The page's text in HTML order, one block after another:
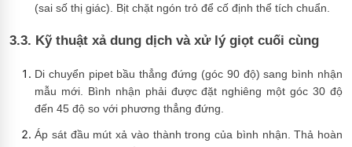
(sai số thị giác). Bịt chặt ngón trỏ để cố định thể tích chuẩn.
3.3. Kỹ thuật xả dung dịch và xử lý giọt cuối cùng
Di chuyển pipet bầu thẳng đứng (góc 90 độ) sang bình nhận
mẫu mới. Bình nhận phải được đặt nghiêng một góc 30 độ
đến 45 độ so với phương thẳng đứng.
Áp sát đầu mút xả vào thành trong của bình nhận. Thả hoàn